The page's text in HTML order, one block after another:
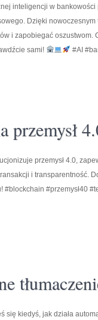
inteligencji w
Dzięki
i zapobiegać oszustwom.
sami!
#AI
przemysł
przemysł 4.0,
i transparentność.
#blockchain #przemysł40
się kiedyś, jak działa